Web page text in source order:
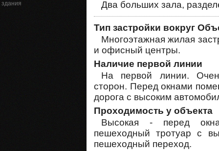
здания Два больших зала,
Тип застройки вокруг
Многоэтажная жилая
и офисный центры.
Наличие первой линии
На первой линии.
сторон. Перед окнами
дорога с высоким
Проходимость у объекта
Высокая - перед
пешеходный тротуар с
пешеходный переход.